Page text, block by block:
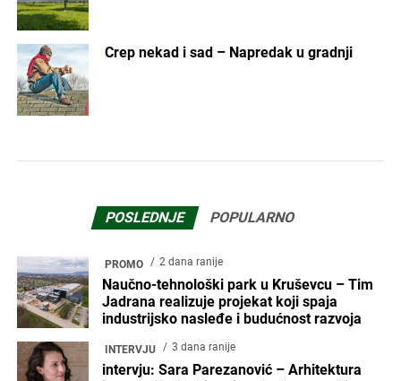
Crep nekad i sad – Napredak u gradnji
POSLEDNJE POPULARNO
PROMO 2 dana ranije
Naučno-tehnološki park u Kruševcu – Tim
Jadrana realizuje projekat koji spaja
industrijsko nasleđe i budućnost razvoja
INTERVJU 3 dana ranije
intervju: Sara Parezanović – Arhitektura